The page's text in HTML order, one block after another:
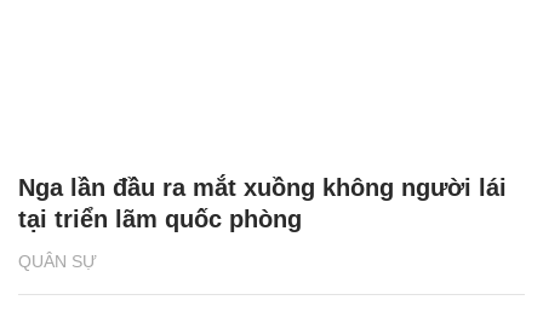
QUÂN SỰ
Nga lần đầu ra mắt xuồng không người lái
tại triển lãm quốc phòng